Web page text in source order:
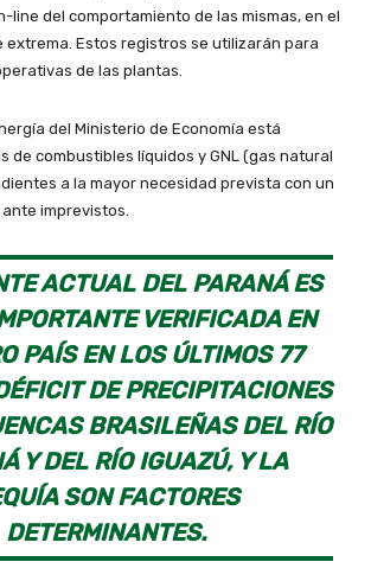
line del comportamiento de las mismas, en el
extrema. Estos registros se utilizarán para
de las plantas.
del Ministerio de Economía está
de combustibles líquidos y GNL (gas natural
a la mayor necesidad prevista con un
imprevistos.
ACTUAL DEL PARANÁ ES
VERIFICADA EN
PAÍS EN LOS ÚLTIMOS 77
DE PRECIPITACIONES
BRASILEÑAS DEL RÍO
Y DEL RÍO IGUAZÚ, Y LA
SON FACTORES
DETERMINANTES.